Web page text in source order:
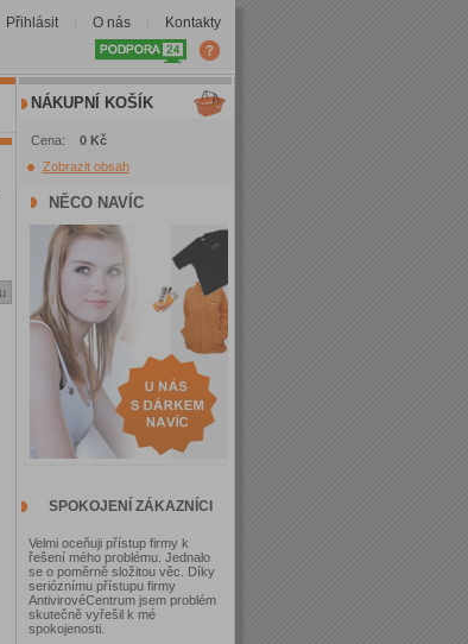
Přihlásit O nás Kontakty
NÁKUPNÍ KOŠÍK
Cena: 0 Kč
Zobrazit obsah
NĚCO NAVÍC
SPOKOJENÍ ZÁKAZNÍCI
Velmi oceňuji přístup firmy k
řešení mého problému. Jednalo
se o poměrně složitou věc. Díky
serióznímu přístupu firmy
AntivirovéCentrum jsem problém
skutečně vyřešil k mé
spokojenosti.